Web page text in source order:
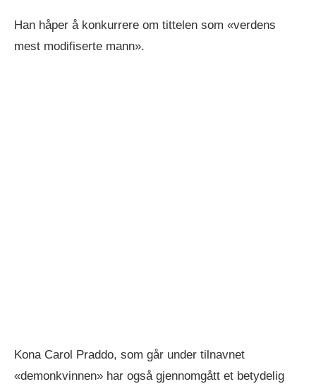
Han håper å konkurrere om tittelen som «verdens
mest modifiserte mann».
Kona Carol Praddo, som går under tilnavnet
«demonkvinnen» har også gjennomgått et betydelig